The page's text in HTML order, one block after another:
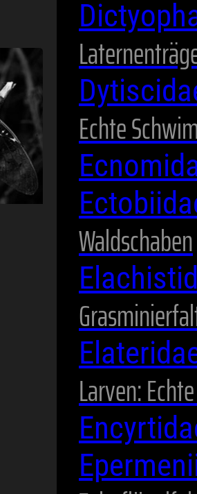
Echte
Waldschaben
Larven: